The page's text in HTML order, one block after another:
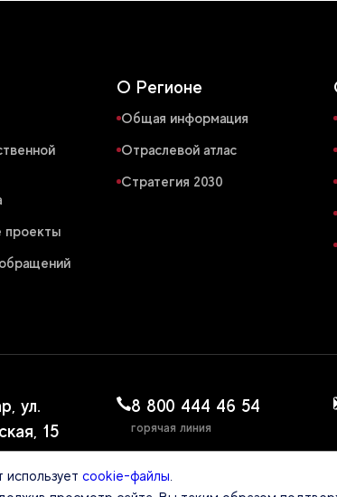
проекты
О Регионе
Общая информация
Отраслевой атлас
Стратегия 2030
ул.
15
8 800 444 46 54
горячая линия
ОБ АГЕНТСТВЕ
использует cookie-файлы.